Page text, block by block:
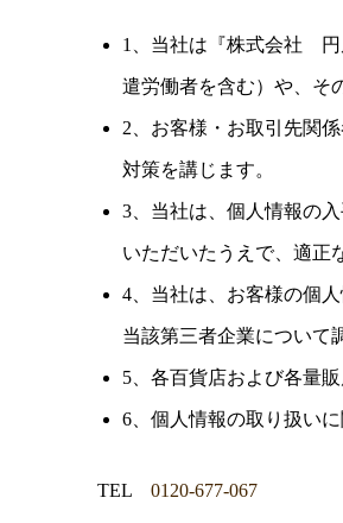
1、当社は『株式会社 円
遣労働者を含む）や、そ
2、お客様・お取引先関
対策を講じます。
3、当社は、個人情報の
いただいたうえで、適正
4、当社は、お客様の個
当該第三者企業について
5、各百貨店および各量
6、個人情報の取り扱い
TEL 0120-677-067